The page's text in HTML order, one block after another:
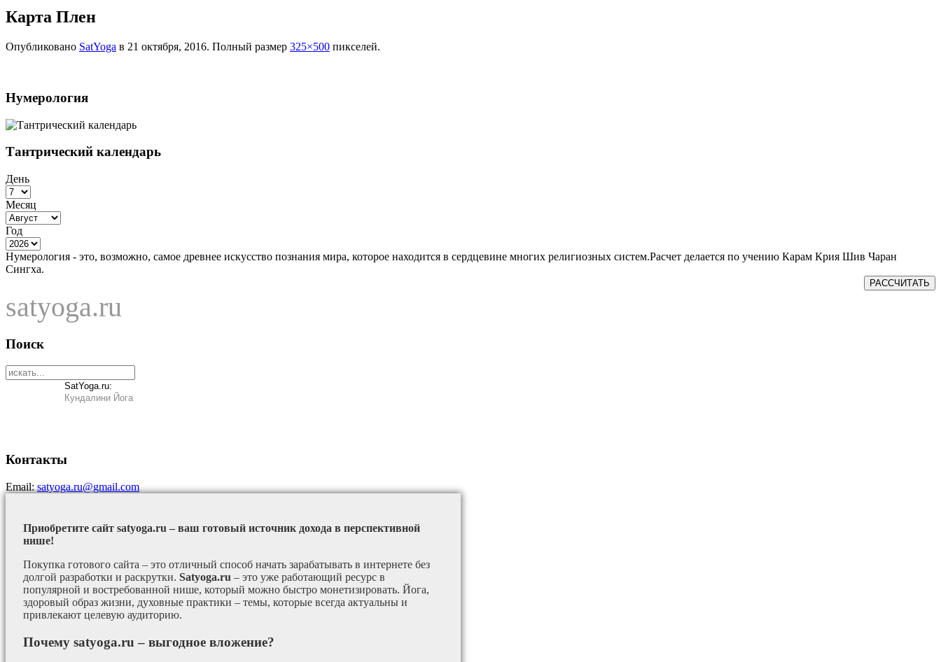
Карта Плен
Опубликовано SatYoga в 21 октября, 2016. Полный размер 325×500 пикселей.
Нумерология
Тантрический календарь
День
Месяц
Год
Нумерология - это, возможно, самое древнее искусство познания мира, которое находится в сердцевине многих религиозных систем.Расчет делается по учению Карам Крия Шив Чаран
Сингха.
РАССЧИТАТЬ
satyoga.ru
Поиск
SatYoga.ru:
Кундалини Йога
Контакты
Email:satyoga.ru@gmail.com
Приобретите сайт satyoga.ru – ваш готовый источник дохода в перспективной
нише!
Покупка готового сайта – это отличный способ начать зарабатывать в интернете без
долгой разработки и раскрутки. Satyoga.ru – это уже работающий ресурс в
популярной и востребованной нише, который можно быстро монетизировать. Йога,
здоровый образ жизни, духовные практики – темы, которые всегда актуальны и
привлекают целевую аудиторию.
Почему satyoga.ru – выгодное вложение?